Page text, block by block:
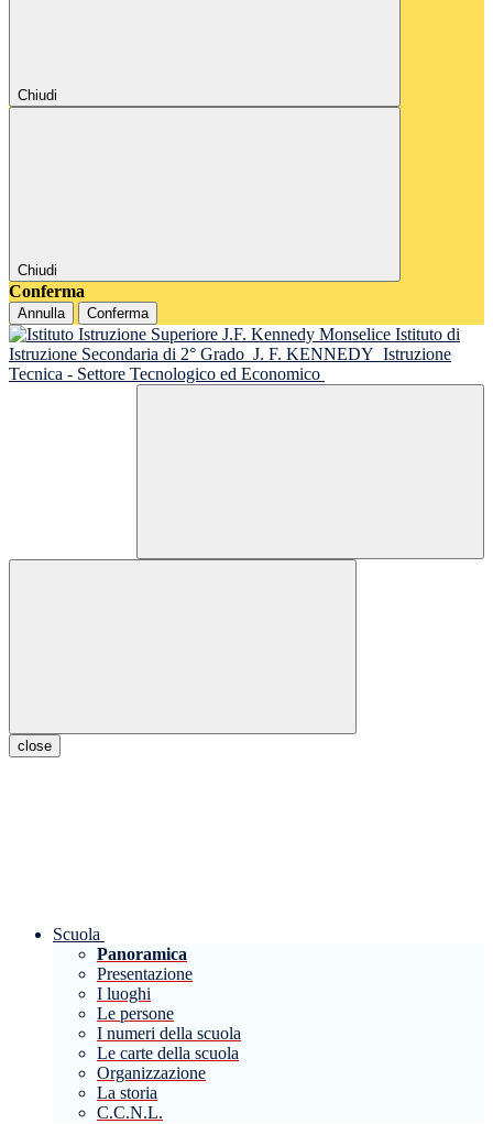
Chiudi
Chiudi
Conferma
Annulla Conferma
Istituto di
Istruzione Secondaria di 2° Grado J. F. KENNEDY Istruzione
Tecnica - Settore Tecnologico ed Economico
close
Scuola
Panoramica
Presentazione
I luoghi
Le persone
I numeri della scuola
Le carte della scuola
Organizzazione
La storia
C.C.N.L.